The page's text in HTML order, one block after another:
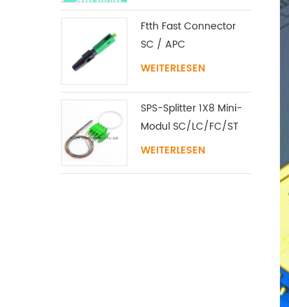
Ftth Fast Connector
SC / APC
WEITERLESEN
SPS-Splitter 1X8 Mini-
Modul SC/LC/FC/ST
UPC APC
WEITERLESEN